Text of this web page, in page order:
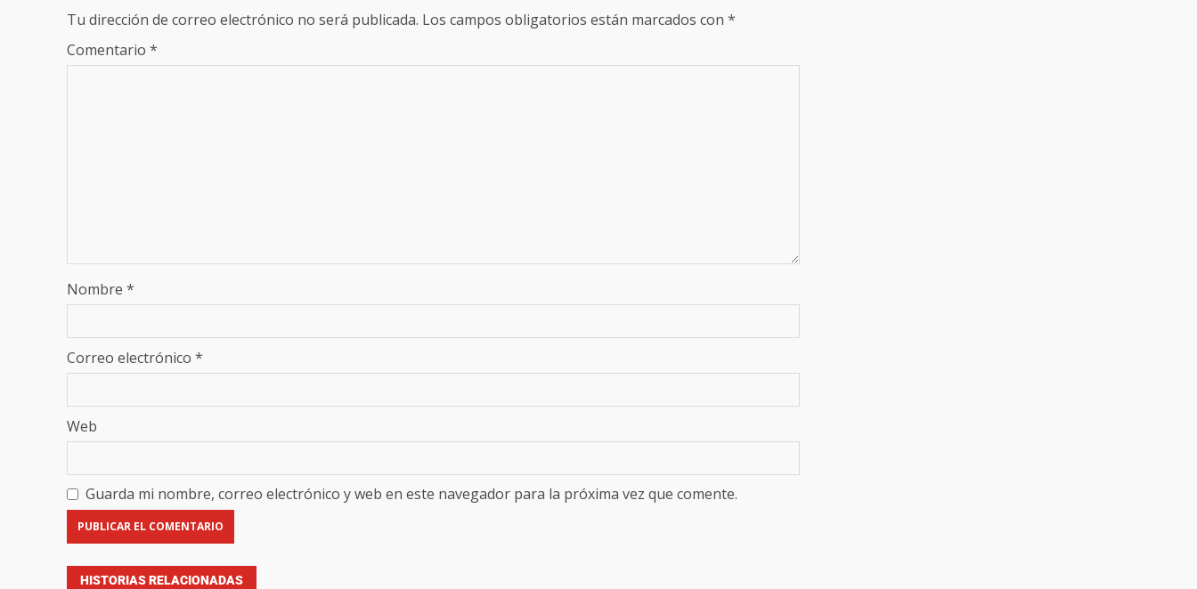
Tu dirección de correo electrónico no será publicada. Los campos obligatorios están marcados con *
Comentario *
Nombre *
Correo electrónico *
Web
Guarda mi nombre, correo electrónico y web en este navegador para la próxima vez que comente.
HISTORIAS RELACIONADAS